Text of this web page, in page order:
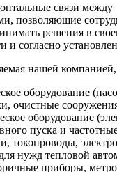
связи между
позволяющие
решения в
и согласно
нашей компанией,
оборудование
очистные
оборудование
пуска и
токопроводы,
нужд тепловой
приборы,